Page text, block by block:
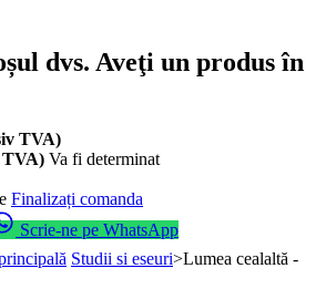
dvs. Aveţi un produs în
TVA)
TVA) Va fi determinat
Finalizați comanda
Scrie-ne pe WhatsApp
Studii si eseuri>Lumea cealaltă -